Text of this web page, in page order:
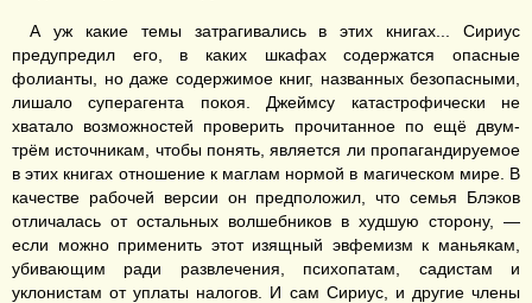
А уж какие темы затрагивались в этих книгах... Сириус
предупредил его, в каких шкафах содержатся опасные
фолианты, но даже содержимое книг, названных безопасными,
лишало суперагента покоя. Джеймсу катастрофически не
хватало возможностей проверить прочитанное по ещё двум-
трём источникам, чтобы понять, является ли пропагандируемое
в этих книгах отношение к маглам нормой в магическом мире. В
качестве рабочей версии он предположил, что семья Блэков
отличалась от остальных волшебников в худшую сторону, —
если можно применить этот изящный эвфемизм к маньякам,
убивающим ради развлечения, психопатам, садистам и
уклонистам от уплаты налогов. И сам Сириус, и другие члены